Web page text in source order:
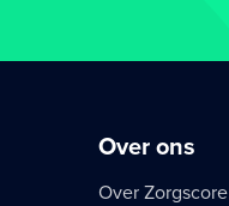
Over ons
Over Zorgscore